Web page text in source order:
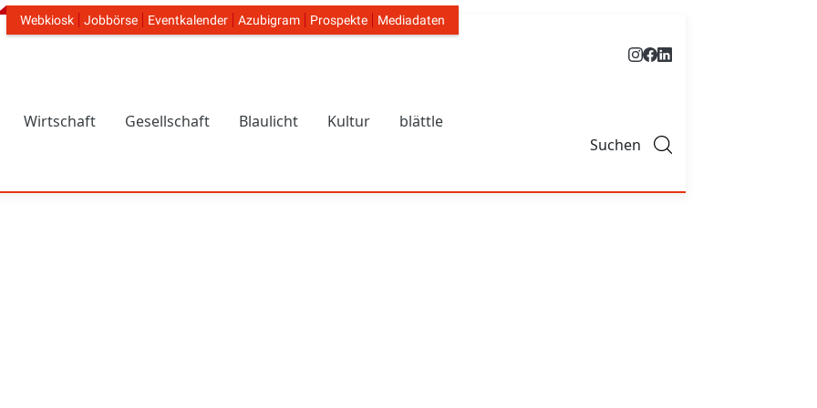
Header Navigation
Webkiosk Jobbörse Eventkalender Azubigram Prospekte Mediadaten
Wirtschaft Gesellschaft Blaulicht Kultur
blättle
Suchen